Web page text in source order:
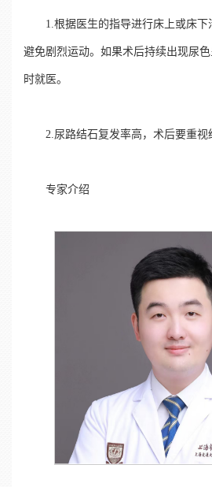
1.根据医生的指导进行床上或床下
避免剧烈运动。如果术后持续出现尿
时就医。
2.尿路结石复发率高，术后要重视
专家介绍